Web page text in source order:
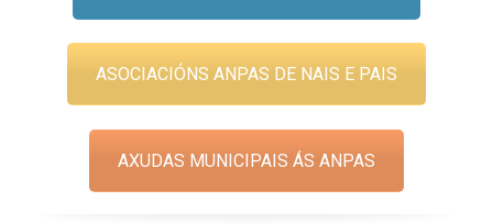
ASOCIACIÓNS ANPAS DE NAIS E PAIS
AXUDAS MUNICIPAIS ÁS ANPAS